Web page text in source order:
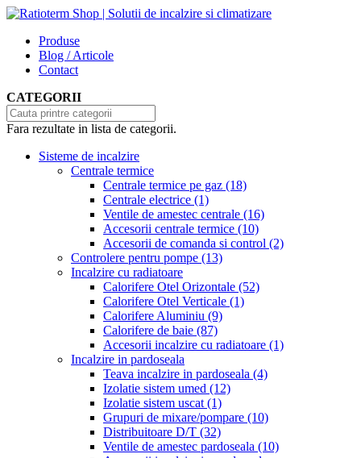
Produse
Blog / Articole
Contact
CATEGORII
Fara rezultate in lista de categorii.
Sisteme de incalzire
Centrale termice
Centrale termice pe gaz (18)
Centrale electrice (1)
Ventile de amestec centrale (16)
Accesorii centrale termice (10)
Accesorii de comanda si control (2)
Controlere pentru pompe (13)
Incalzire cu radiatoare
Calorifere Otel Orizontale (52)
Calorifere Otel Verticale (1)
Calorifere Aluminiu (9)
Calorifere de baie (87)
Accesorii incalzire cu radiatoare (1)
Incalzire in pardoseala
Teava incalzire in pardoseala (4)
Izolatie sistem umed (12)
Izolatie sistem uscat (1)
Grupuri de mixare/pompare (10)
Distribuitoare D/T (32)
Ventile de amestec pardoseala (10)